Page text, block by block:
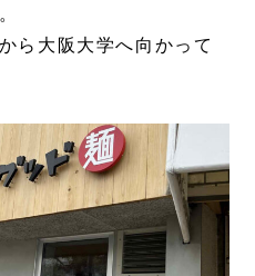
ら大阪大学へ向かって